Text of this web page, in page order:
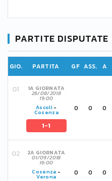
PARTITE DISPUTATE
GIO. PARTITA GF ASS. A
1A GIORNATA
26/08/2018
19:00
Ascoli -
Cosenza
1-1
0 0 0
2A GIORNATA
01/09/2018
16:00
Cosenza -
Verona 0 0 0